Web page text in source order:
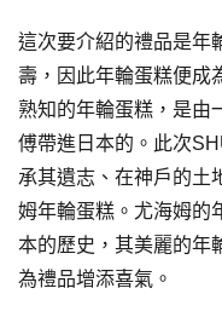
這次要介紹的禮品是年
壽，因此年輪蛋糕便成
熟知的年輪蛋糕，是由
傅帶進日本的。此次
承其遺志、在神戶的土
姆年輪蛋糕。尤海姆的
本的歷史，其美麗的年
為禮品增添喜氣。